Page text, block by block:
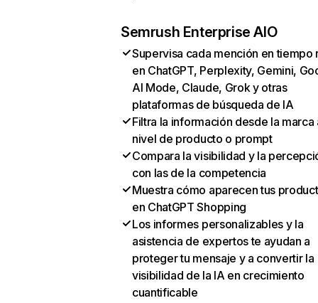
Semrush Enterprise AIO
Supervisa cada mención en tiempo
en ChatGPT, Perplexity, Gemini,
AI Mode, Claude, Grok y otras
plataformas de búsqueda de IA
Filtra la información desde la marca
nivel de producto o prompt
Compara la visibilidad y la
con las de la competencia
Muestra cómo aparecen tus
en ChatGPT Shopping
Los informes personalizables y la
asistencia de expertos te ayudan a
proteger tu mensaje y a convertir la
visibilidad de la IA en crecimiento
cuantificable